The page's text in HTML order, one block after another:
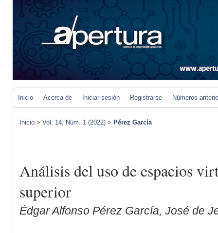
Inicio Acerca de Iniciar sesión Registrarse Números
Inicio > Vol. 14, Núm. 1 (2022) > Pérez García
Análisis del uso de espacios
superior
Édgar Alfonso Pérez García, José de